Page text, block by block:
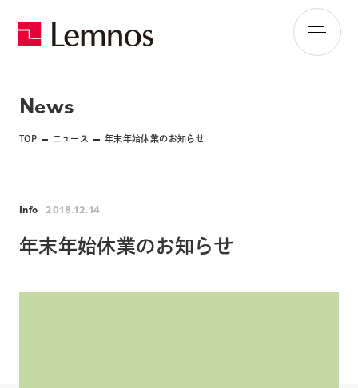
News
TOP ニュース 年末年始休業のお知らせ
Info 2018.12.14
年末年始休業のお知らせ